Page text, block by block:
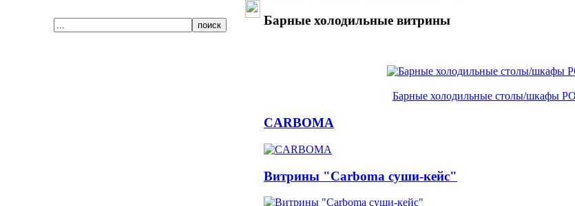
Барные холодильные витрины
Барные холодильные столы/шкафы
CARBOMA
Витрины "Carboma суши-кейс"